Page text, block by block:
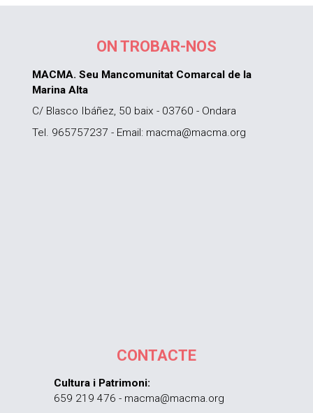
ON TROBAR-NOS
MACMA. Seu Mancomunitat Comarcal de la
Marina Alta
C/ Blasco Ibáñez, 50 baix - 03760 - Ondara
Tel. 965757237 - Email: macma@macma.org
CONTACTE
Cultura i Patrimoni:
659 219 476 - macma@macma.org